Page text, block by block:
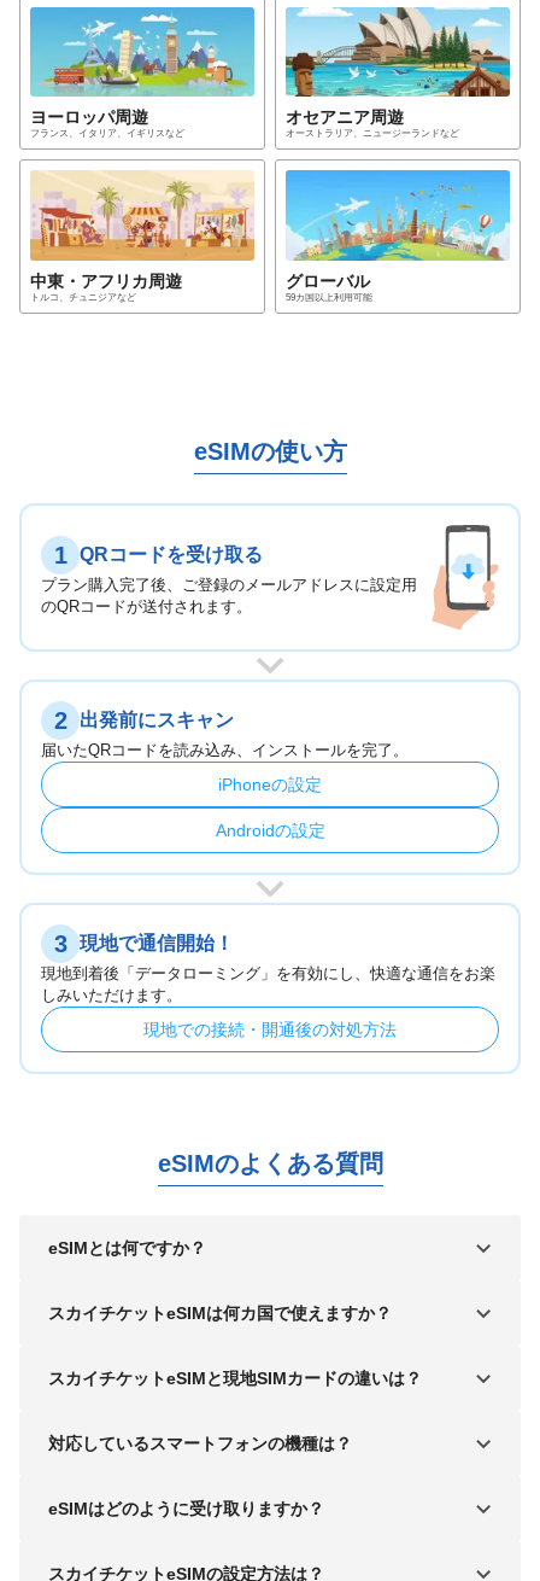
ヨーロッパ周遊
フランス、イタリア、イギリスなど
オセアニア周遊
オーストラリア、ニュージーランドなど
中東・アフリカ周遊
トルコ、チュニジアなど
グローバル
59カ国以上利用可能
eSIMの使い方
1 QRコードを受け取る
プラン購入完了後、ご登録のメールアドレスに設定用
のQRコードが送付されます。
2 出発前にスキャン
届いたQRコードを読み込み、インストールを完了。
iPhoneの設定
Androidの設定
3 現地で通信開始！
現地到着後「データローミング」を有効にし、快適な通信をお楽
しみいただけます。
現地での接続・開通後の対処方法
eSIMのよくある質問
eSIMとは何ですか？
スカイチケットeSIMは何カ国で使えますか？
スカイチケットeSIMと現地SIMカードの違いは？
対応しているスマートフォンの機種は？
eSIMはどのように受け取りますか？
スカイチケットeSIMの設定方法は？